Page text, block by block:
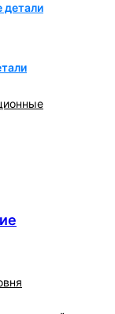
детали